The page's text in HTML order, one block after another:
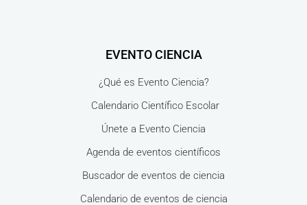
EVENTO CIENCIA
¿Qué es Evento Ciencia?
Calendario Científico Escolar
Únete a Evento Ciencia
Agenda de eventos científicos
Buscador de eventos de ciencia
Calendario de eventos de ciencia